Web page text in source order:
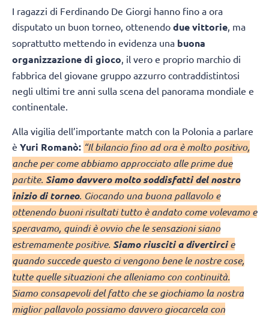
I ragazzi di Ferdinando De Giorgi hanno fino a ora
disputato un buon torneo, ottenendo due vittorie, ma
soprattutto mettendo in evidenza una buona
organizzazione di gioco, il vero e proprio marchio di
fabbrica del giovane gruppo azzurro contraddistintosi
negli ultimi tre anni sulla scena del panorama mondiale e
continentale.
Alla vigilia dell’importante match con la Polonia a parlare
è Yuri Romanò: “Il bilancio fino ad ora è molto positivo,
anche per come abbiamo approcciato alle prime due
partite. Siamo davvero molto soddisfatti del nostro
inizio di torneo. Giocando una buona pallavolo e
ottenendo buoni risultati tutto è andato come volevamo e
speravamo, quindi è ovvio che le sensazioni siano
estremamente positive. Siamo riusciti a divertircie
quando succede questo ci vengono bene le nostre cose,
tutte quelle situazioni che alleniamo con continuità.
Siamo consapevoli del fatto che se giochiamo la nostra
miglior pallavolo possiamo davvero giocarcela con